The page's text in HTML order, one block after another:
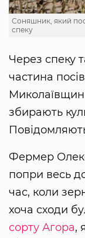
Соняшник, який
спеку
Через спеку
частина
збирають
Фермер
попри весь
час, коли
хоча сходи
сорту Агора,